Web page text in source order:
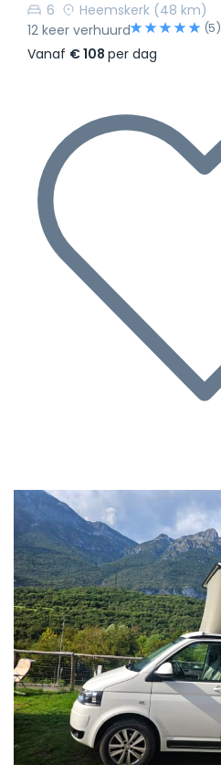
6
Heemskerk (48 km)
12 keer verhuurd
(5)
Vanaf € 108 per dag